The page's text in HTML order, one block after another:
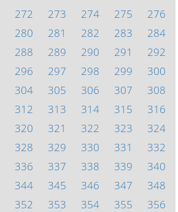
272 273 274 275
276
280 281 282 283
284
288 289 290 291
292
296 297 298 299
300
304 305 306 307
308
312 313 314 315
316
320 321 322 323
324
328 329 330 331
332
336 337 338 339
340
344 345 346 347
348
352 353 354 355 356